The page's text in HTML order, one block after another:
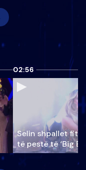
02:56
Selin shpallet
të pestë të ‘Big